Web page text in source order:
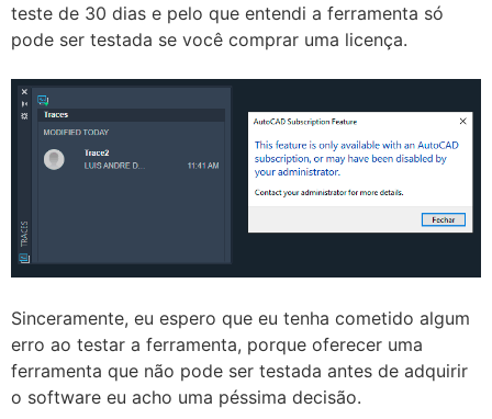
teste de 30 dias e pelo que entendi a ferramenta só
pode ser testada se você comprar uma licença.
Sinceramente, eu espero que eu tenha cometido algum
erro ao testar a ferramenta, porque oferecer uma
ferramenta que não pode ser testada antes de adquirir
o software eu acho uma péssima decisão.